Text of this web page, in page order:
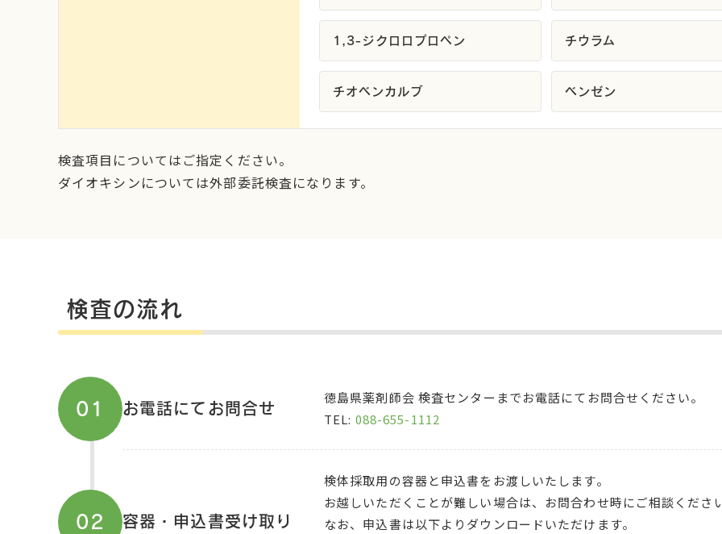
1,3-ジクロロプロペン チウラム
チオベンカルブ ベンゼン
検査項目についてはご指定ください。
ダイオキシンについては外部委託検査になります。
検査の流れ
01 お電話にてお問合せ
徳島県薬剤師会 検査センターまでお電話にてお問合せください。
TEL: 088-655-1112
02 容器・申込書受け取り
検体採取用の容器と申込書をお渡しいたします。
お越しいただくことが難しい場合は、お問合わせ時にご相談くださ
なお、申込書は以下よりダウンロードいただけます。